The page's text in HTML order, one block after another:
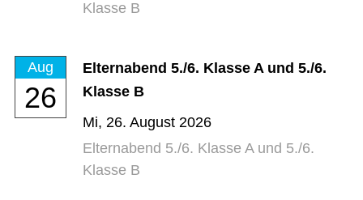
Klasse B
Aug
26
Elternabend 5./6. Klasse A und 5./6.
Klasse B
Mi, 26. August 2026
Elternabend 5./6. Klasse A und 5./6.
Klasse B